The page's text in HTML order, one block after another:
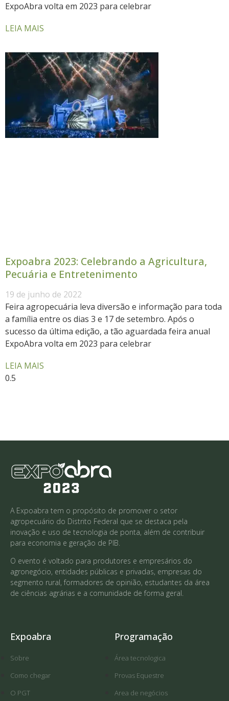
ExpoAbra volta em 2023 para celebrar
LEIA MAIS
Expoabra 2023: Celebrando a Agricultura,
Pecuária e Entretenimento
19 de junho de 2022
Feira agropecuária leva diversão e informação para toda
a família entre os dias 3 e 17 de setembro. Após o
sucesso da última edição, a tão aguardada feira anual
ExpoAbra volta em 2023 para celebrar
LEIA MAIS
A Expoabra tem o propósito de promover o setor
agropecuário do Distrito Federal que se destaca pela
inovação e uso de tecnologia de ponta, além de contribuir
para economia e geração de PIB.
O evento é voltado para produtores e empresários do
agronegócio, entidades públicas e privadas, empresas do
segmento rural, formadores de opinião, estudantes da área
de ciências agrárias e a comunidade de forma geral.
Expoabra
Sobre
Como chegar
O PGT
Programação
Área tecnologica
Provas Equestre
Area de negócios